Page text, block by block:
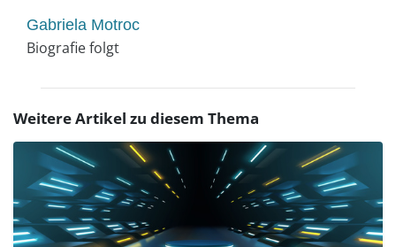
Gabriela Motroc
Biografie folgt
Weitere Artikel zu diesem Thema